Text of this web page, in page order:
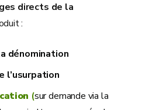
directs de la
:
dénomination
l’usurpation
(sur demande via la